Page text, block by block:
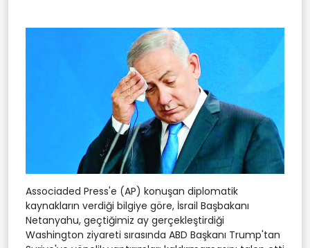
Associaded Press'e (AP) konuşan diplomatik
kaynakların verdiği bilgiye göre, İsrail Başbakanı
Netanyahu, geçtiğimiz ay gerçekleştirdiği
Washington ziyareti sırasında ABD Başkanı Trump'tan